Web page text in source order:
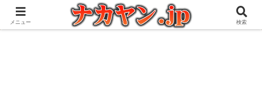
アウトドアとガジェット好きな管理人の愉快な日々を綴るブログ
メニュー 検索